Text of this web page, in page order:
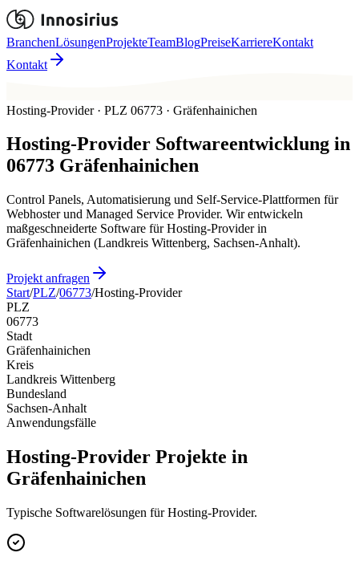
BranchenLösungenProjekteTeamBlogPreiseKarriereKontakt
Kontakt
Hosting-Provider · PLZ 06773 · Gräfenhainichen
Hosting-Provider Softwareentwicklung in
06773 Gräfenhainichen
Control Panels, Automatisierung und Self-Service-Plattformen für
Webhoster und Managed Service Provider. Wir entwickeln
maßgeschneiderte Software für Hosting-Provider in
Gräfenhainichen (Landkreis Wittenberg, Sachsen-Anhalt).
Projekt anfragen
Start/PLZ/06773/Hosting-Provider
PLZ
06773
Stadt
Gräfenhainichen
Kreis
Landkreis Wittenberg
Bundesland
Sachsen-Anhalt
Anwendungsfälle
Hosting-Provider Projekte in
Gräfenhainichen
Typische Softwarelösungen für Hosting-Provider.